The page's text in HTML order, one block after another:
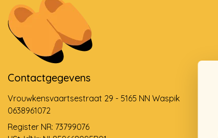
Contactgegevens
Vrouwkensvaartsestraat 29 - 5165 NN Waspik
0638961072
Register NR: 73799076